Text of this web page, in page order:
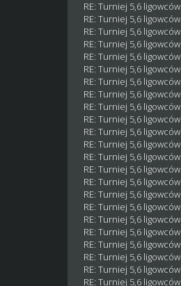
RE: Turniej 5,6 ligowców
RE: Turniej 5,6 ligowców
RE: Turniej 5,6 ligowców
RE: Turniej 5,6 ligowców
RE: Turniej 5,6 ligowców
RE: Turniej 5,6 ligowców
RE: Turniej 5,6 ligowców
RE: Turniej 5,6 ligowców
RE: Turniej 5,6 ligowców
RE: Turniej 5,6 ligowców
RE: Turniej 5,6 ligowców
RE: Turniej 5,6 ligowców
RE: Turniej 5,6 ligowców
RE: Turniej 5,6 ligowców
RE: Turniej 5,6 ligowców
RE: Turniej 5,6 ligowców
RE: Turniej 5,6 ligowców
RE: Turniej 5,6 ligowców
RE: Turniej 5,6 ligowców
RE: Turniej 5,6 ligowców
RE: Turniej 5,6 ligowców
RE: Turniej 5,6 ligowców
RE: Turniej 5,6 ligowców